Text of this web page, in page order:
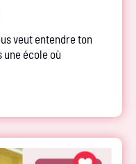
veut entendre ton
école où